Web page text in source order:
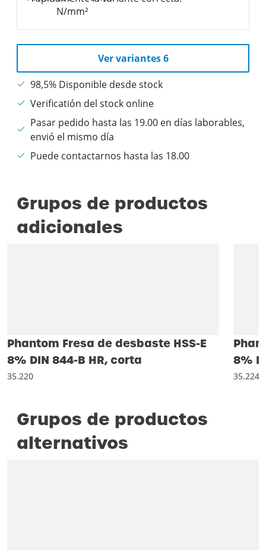
Ver variantes 6
98,5% Disponible desde stock
Verificatión del stock online
Pasar pedido hasta las 19.00 en días laborables,
envió el mismo día
Puede contactarnos hasta las 18.00
Grupos de productos
adicionales
Phantom Fresa de desbaste HSS-E
8% DIN 844-B HR, corta
35.220
8%
35.224
Grupos de productos
alternativos